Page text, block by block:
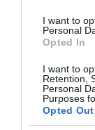
I want to
Personal
Opted In
I want to
Retention,
Personal
Purposes
Opted Out
το